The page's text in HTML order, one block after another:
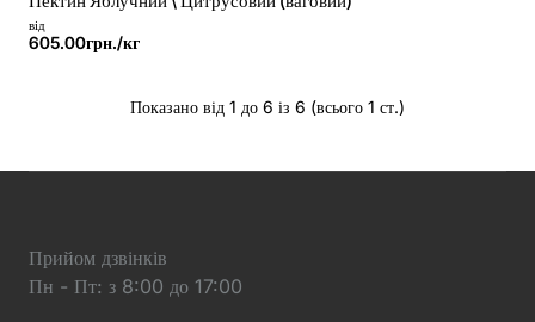
від
605.00грн./кг
Показано від 1 до 6 із 6 (всього 1 ст.)
Прийом дзвінків
Пн - Пт: з 8:00 до 17:00